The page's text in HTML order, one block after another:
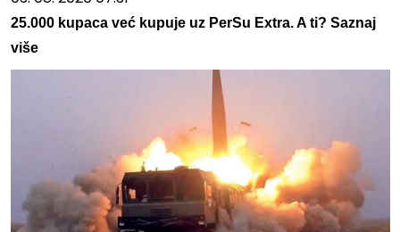
25.000 kupaca već kupuje uz PerSu Extra. A ti? Saznaj
više